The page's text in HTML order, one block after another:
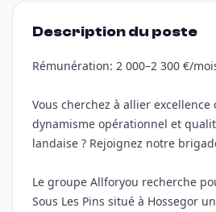
Description du poste
Rémunération: 2 000–2 300 €/
Vous cherchez à allier excellence
dynamisme opérationnel et
landaise ? Rejoignez notre
Le groupe Allforyou recherche
Sous Les Pins situé à Hossegor